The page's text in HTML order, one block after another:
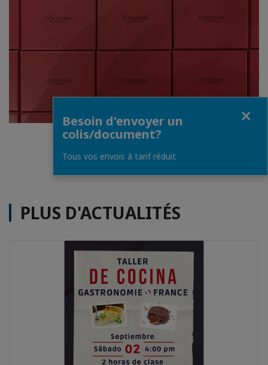
1 / 7
PLUS D'ACTUALITÉS
Besoin d'envoyer un
colis/document?
Tous vos envois à tarif réduit